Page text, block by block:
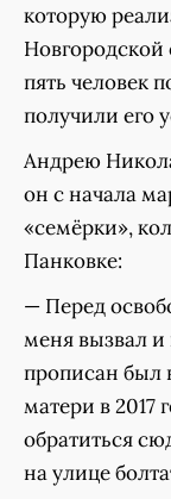
которую
Новгородской
пять человек
получили его
Андрею
он с начала
«семёрки»,
Панковке:
— Перед
меня вызвал и
прописан был
матери в 2017
обратиться
на улице